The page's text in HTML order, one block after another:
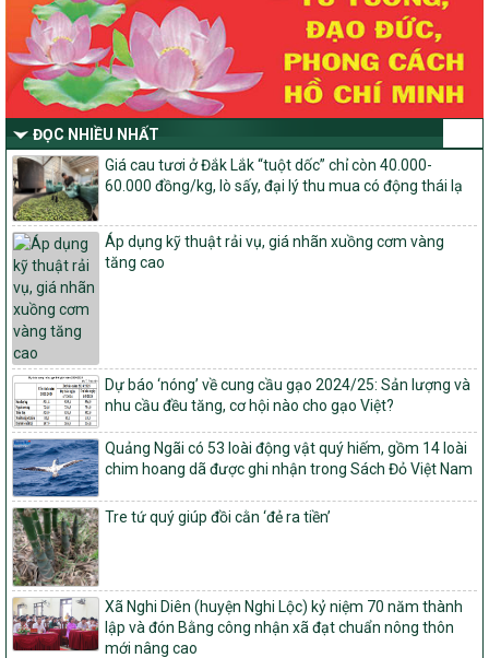
Thông tư Số 23/2026/TT-BNNMT
Thông tư Hướng dẫn thực hiện một số nội dung Chương trình
mục tiêu quốc gia xây dựng nông thôn mới, giảm nghèo bền
vững và phát triển kinh tế – xã hội vùng đồng bào dân tộc thiểu
số và miền núi giai đoạn 2026-2030 thuộc phạm vi quản lý nhà
nước của Bộ Nông nghiệp và Môi trường
Quyết định số: 26/2026/QĐ-TTg
Quyết định ban hành Bộ tiêu chí và quy trình đánh giá, phân hạng
sản phẩm Mỗi xã một sản phẩm
số: 19/2026/QĐ-TTg
Quy định điều kiện, trình tự, thủ tục, hồ sơ xét, công nhận, công bố
và thu hồi quyết định công nhận xã đạt chuẩn nông thôn mới, xã
đạt nông thôn mới hiện đại và tỉnh, thành phố hoàn thành nhiệm
vụ xây dựng nông thôn mới giai đoạn 2026 – 2030
Quyết định số 16/2026/QĐ-TTg
Quy định nguyên tắc, tiêu chí, định mức phân bổ ngân sách trung
ương và tỉ lệ vốn đối ứng ngân sách của địa phương thực hiện
Chương trình mục tiêu quốc gia xây dựng nông thôn mới, giảm
nghèo bền vững và phát triển kinh tế – xã hội vùng đồng bào dân
tộc thiểu số và miền núi giai đoạn 2026 – 2030
1451/QĐ-UBND
Phê duyệt danh sách các xã thuộc nhóm 1, nhóm 2, nhóm 3
trong xây dựng nông thôn mới giai đoạn 2026-2030 trên địa bàn
tỉnh Nghệ An
103/PTNT-NTM
Về việc đăng ký thực hiện Dự án liên kết theo chuỗi giá trị thuộc
Dự án 2 – Chương trình Mục tiêu quốc gia Giảm nghèo bền vững
giai đoạn 2021-2025 được kéo dài sang năm 2026
ĐỌC NHIỀU NHẤT
Giá cau tươi ở Đắk Lắk “tuột dốc” chỉ còn 40.000-
60.000 đồng/kg, lò sấy, đại lý thu mua có động thái lạ
Áp dụng kỹ thuật rải vụ, giá nhãn xuồng cơm vàng
tăng cao
Dự báo ‘nóng’ về cung cầu gạo 2024/25: Sản lượng và
nhu cầu đều tăng, cơ hội nào cho gạo Việt?
Quảng Ngãi có 53 loài động vật quý hiếm, gồm 14 loài
chim hoang dã được ghi nhận trong Sách Đỏ Việt Nam
Tre tứ quý giúp đồi cằn ‘đẻ ra tiền’
Xã Nghi Diên (huyện Nghi Lộc) kỷ niệm 70 năm thành
lập và đón Bằng công nhận xã đạt chuẩn nông thôn
mới nâng cao